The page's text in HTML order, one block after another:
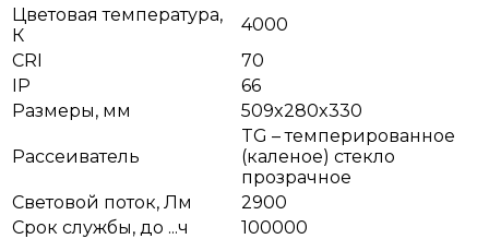
Цветовая температура,
К
4000
CRI
70
IP
66
Размеры, мм
509x280x330
Рассеиватель
TG – темперированное
(каленое) стекло
прозрачное
Световой поток, Лм
2900
Срок службы, до ...ч
100000